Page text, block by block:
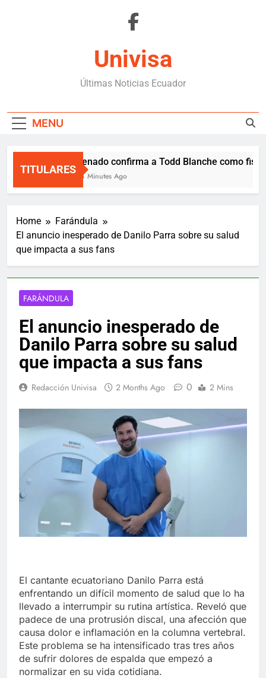
Univisa
Últimas Noticias Ecuador
MENU
TITULARES
Senado confirma a Todd Blanche como
54 Minutes Ago
Home
Farándula
El anuncio inesperado de Danilo Parra sobre su salud
que impacta a sus fans
FARÁNDULA
El anuncio inesperado de
Danilo Parra sobre su salud
que impacta a sus fans
Redacción Univisa 2 Months Ago 0 2 Mins
El cantante ecuatoriano Danilo Parra está
enfrentando un difícil momento de salud que lo ha
llevado a interrumpir su rutina artística. Reveló que
padece de una protrusión discal, una afección que
causa dolor e inflamación en la columna vertebral.
Este problema se ha intensificado tras tres años
de sufrir dolores de espalda que empezó a
normalizar en su vida cotidiana.